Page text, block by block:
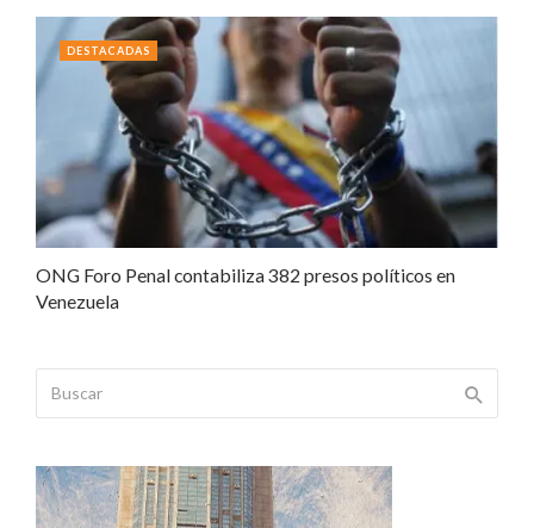
ONG Foro Penal contabiliza 382 presos políticos en
Venezuela
DESTACADAS